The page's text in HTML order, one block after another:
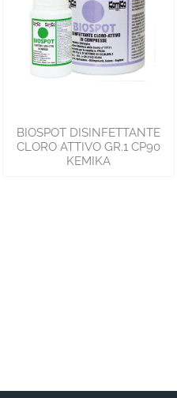
BIOSPOT DISINFETTANTE
CLORO ATTIVO GR.1 CP90
KEMIKA